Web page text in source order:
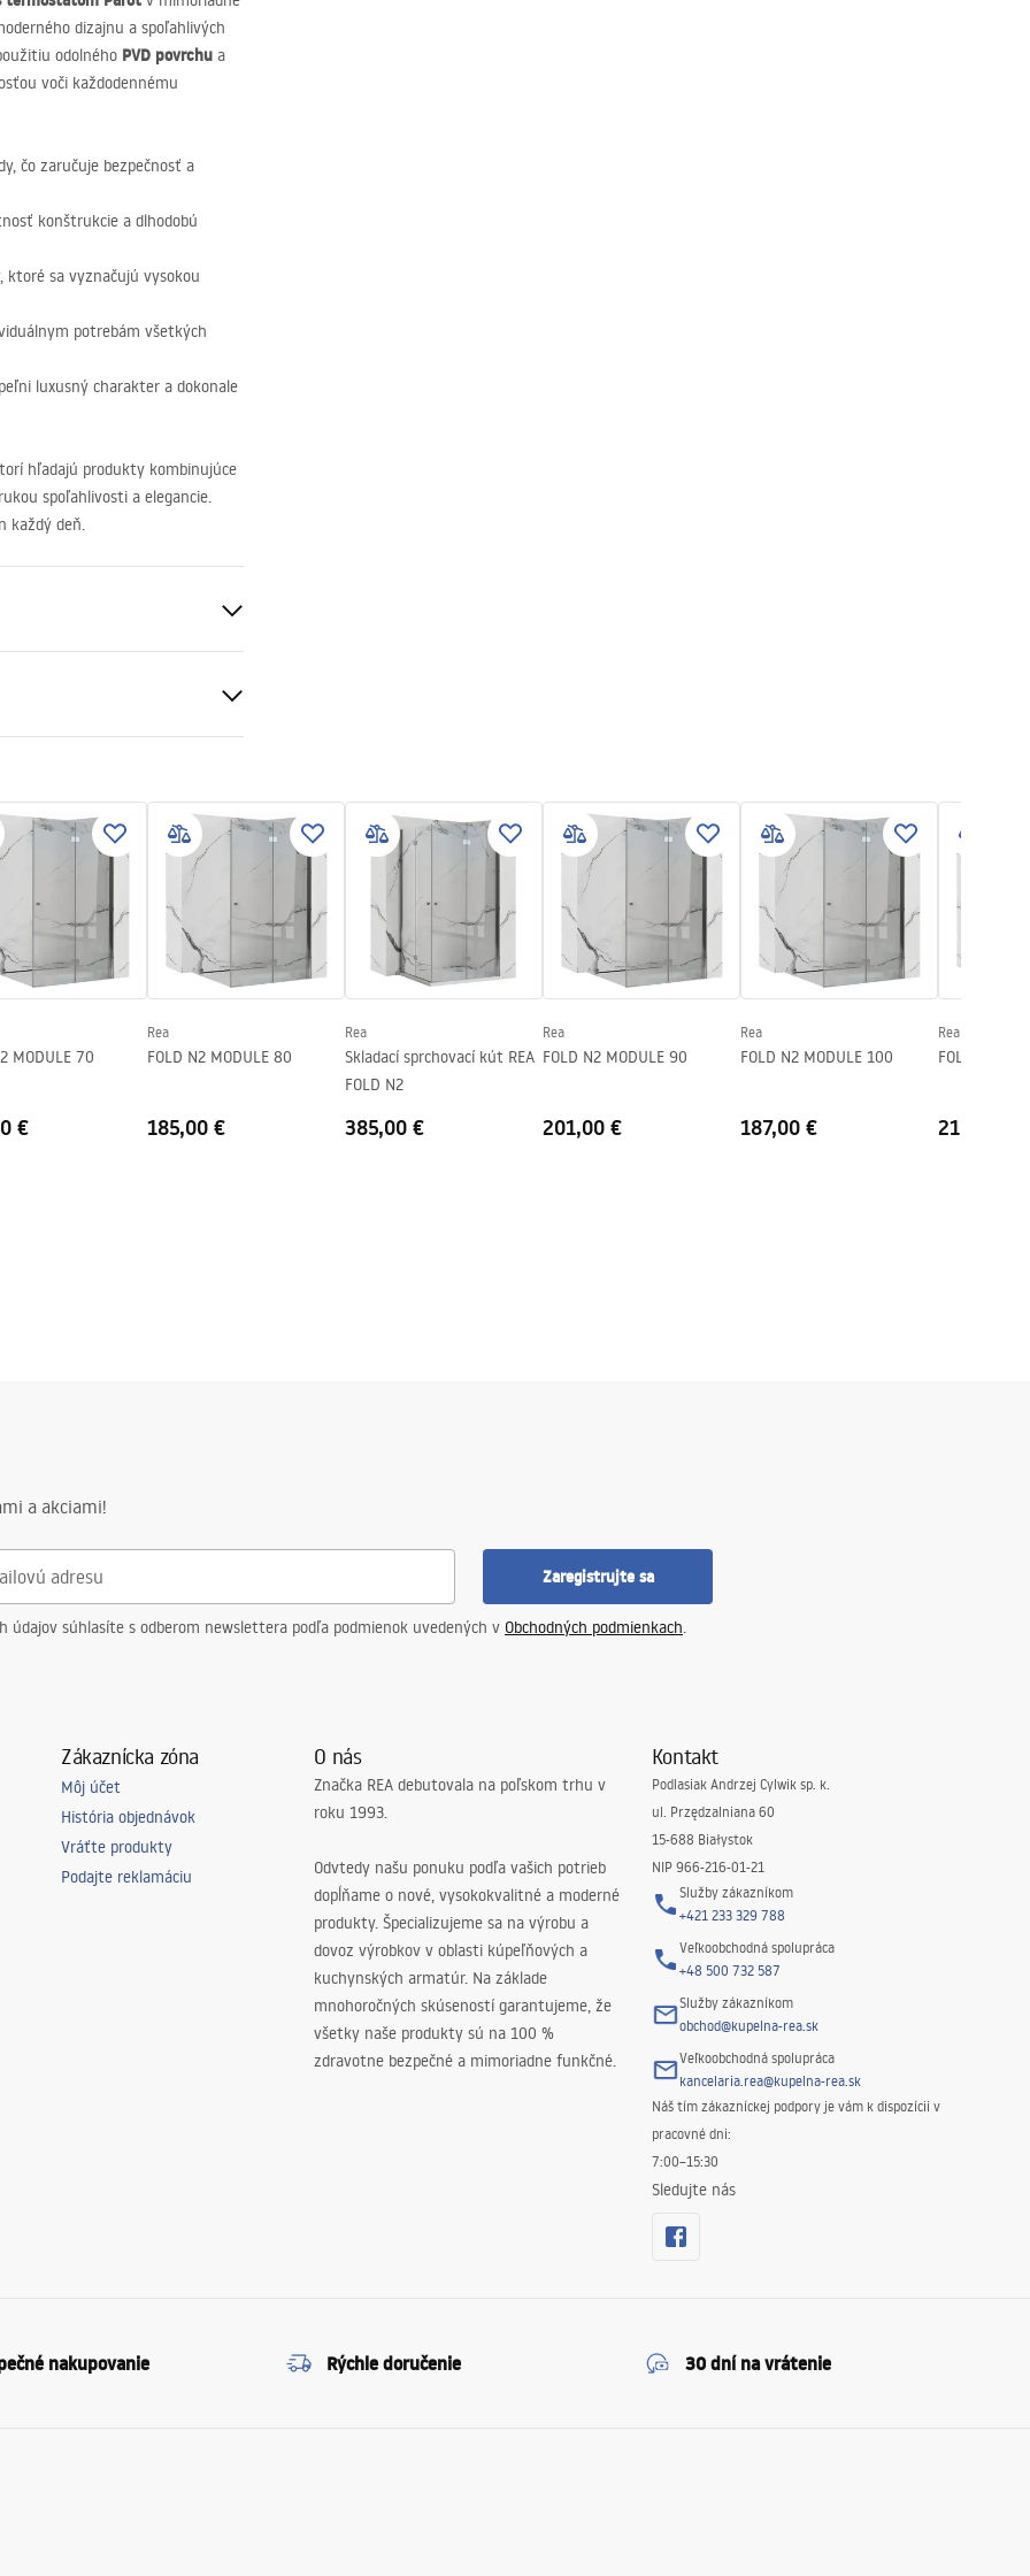
dizajnu a spoľahlivých
odolného PVD povrchu a
voči každodennému
čo zaručuje bezpečnosť a
konštrukcie a dlhodobú
ktoré sa vyznačujú vysokou
potrebám všetkých
luxusný charakter a dokonale
hľadajú produkty kombinujúce
spoľahlivosti a elegancie.
každý deň.
_5.pdf
MODULE 70
€
Rea
FOLD N2 MODULE 80
185,00 €
Rea
Skladací sprchovací kút REA
FOLD N2
385,00 €
Rea
FOLD N2 MODULE 90
201,00 €
Rea
FOLD N2 MODULE 100
187,00 €
Rea
FOLD N2
210,00 €
a akciami!
Zaregistrujte sa
údajov súhlasíte s odberom newslettera podľa podmienok uvedených v Obchodných podmienkach.
Zákaznícka zóna
Môj účet
História objednávok
Vráťte produkty
Podajte reklamáciu
O nás
Značka REA debutovala na poľskom trhu v
roku 1993.
Odvtedy našu ponuku podľa vašich potrieb
dopĺňame o nové, vysokokvalitné a moderné
produkty. Špecializujeme sa na výrobu a
dovoz výrobkov v oblasti kúpeľňových a
kuchynských armatúr. Na základe
mnohoročných skúseností garantujeme, že
všetky naše produkty sú na 100 %
zdravotne bezpečné a mimoriadne funkčné.
Kontakt
Podlasiak Andrzej Cylwik sp. k.
ul. Przędzalniana 60
15-688 Białystok
NIP 966-216-01-21
Služby zákazníkom
+421 233 329 788
Veľkoobchodná spolupráca
+48 500 732 587
Služby zákazníkom
obchod@kupelna-rea.sk
Veľkoobchodná spolupráca
kancelaria.rea@kupelna-rea.sk
Náš tím zákazníckej podpory je vám k dispozícii v
pracovné dni:
7:00–15:30
Sledujte nás
nakupovanie Rýchle doručenie 30 dní na vrátenie